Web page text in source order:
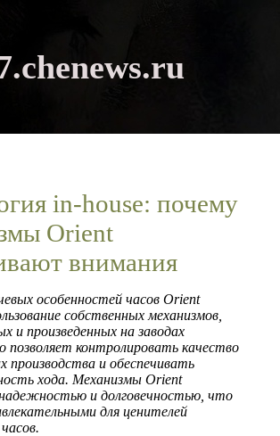
in-house: почему
Orient
внимания
особенностей часов Orient
собственных механизмов,
и произведенных на заводах
позволяет контролировать качество
производства и обеспечивать
хода. Механизмы Orient
и долговечностью, что
для ценителей